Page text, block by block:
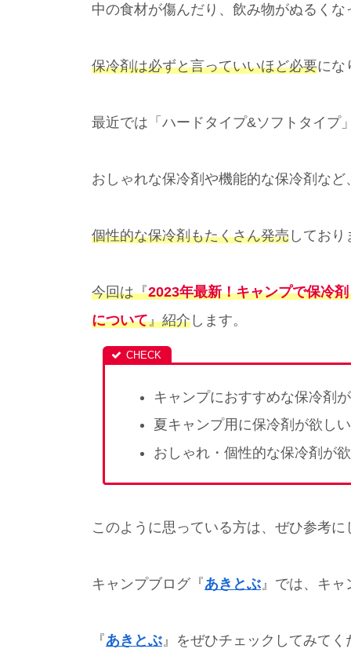
中の食材が傷んだり、飲み物がぬるく
保冷剤は必ずと言っていいほど必要にな
最近では「ハードタイプ&ソフトタイプ
おしゃれな保冷剤や機能的な保冷剤など
個性的な保冷剤もたくさん発売 しており
今回は『2023年最新！キャンプで保冷
について』紹介 します。
キャンプにおすすめな保冷剤
夏キャンプ用に保冷剤が欲し
おしゃれ・個性的な保冷剤が
このように思っている方は、ぜひ参考
キャンプブログ『あきとぶ 』では、キ
『あきとぶ 』をぜひチェックしてみて